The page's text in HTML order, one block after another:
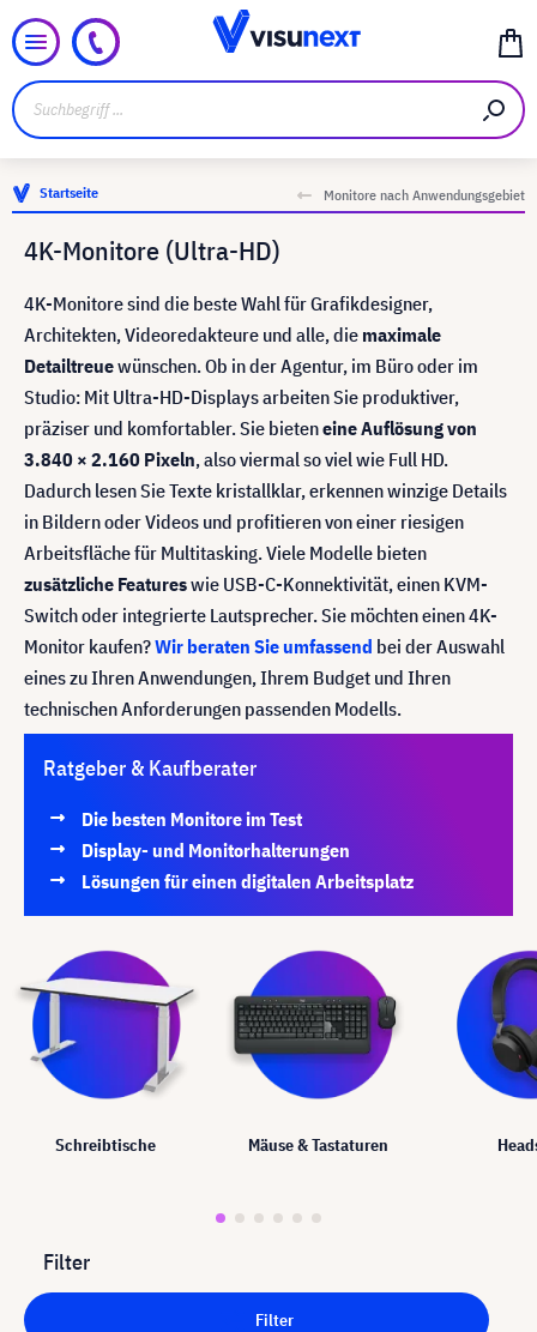
Startseite Monitore nach Anwendungsgebiet
4K-Monitore (Ultra-HD)
4K-Monitore sind die beste Wahl für Grafikdesigner,
Architekten, Videoredakteure und alle, die maximale
Detailtreuewünschen. Ob in der Agentur, im Büro oder im
Studio: Mit Ultra-HD-Displays arbeiten Sie produktiver,
präziser und komfortabler. Sie bieteneine Auflösung von
3.840 × 2.160 Pixeln, also viermal so viel wie Full HD.
Dadurch lesen Sie Texte kristallklar, erkennen winzige Details
in Bildern oder Videos und profitieren von einer riesigen
Arbeitsfläche für Multitasking. Viele Modelle bieten
zusätzliche Featureswie USB-C-Konnektivität, einen KVM-
Switch oder integrierte Lautsprecher. Sie möchten einen 4K-
Monitor kaufen?Wir beraten Sie umfassend bei der Auswahl
eines zu Ihren Anwendungen, Ihrem Budget und Ihren
technischen Anforderungen passenden Modells.
Ratgeber & Kaufberater
Die besten Monitore im Test
Display- und Monitorhalterungen
Lösungen für einen digitalen Arbeitsplatz
Schreibtische Mäuse & Tastaturen
Filter
Filter